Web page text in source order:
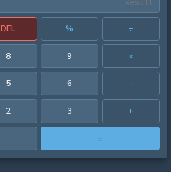
DEL % ÷
8 9 ×
5 6 -
2 3 +
. =